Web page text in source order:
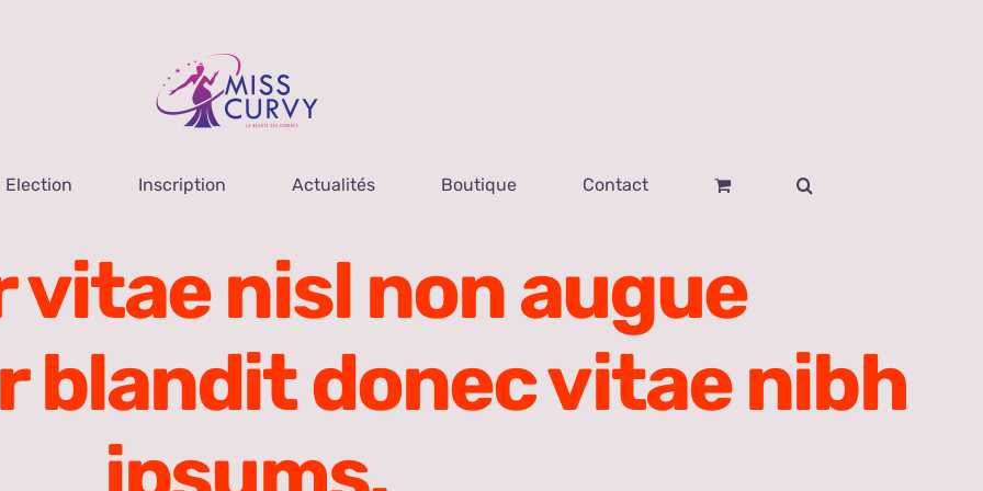
Election Inscription Actualités Boutique Contact
vitae nisl non augue
blandit donec vitae nibh